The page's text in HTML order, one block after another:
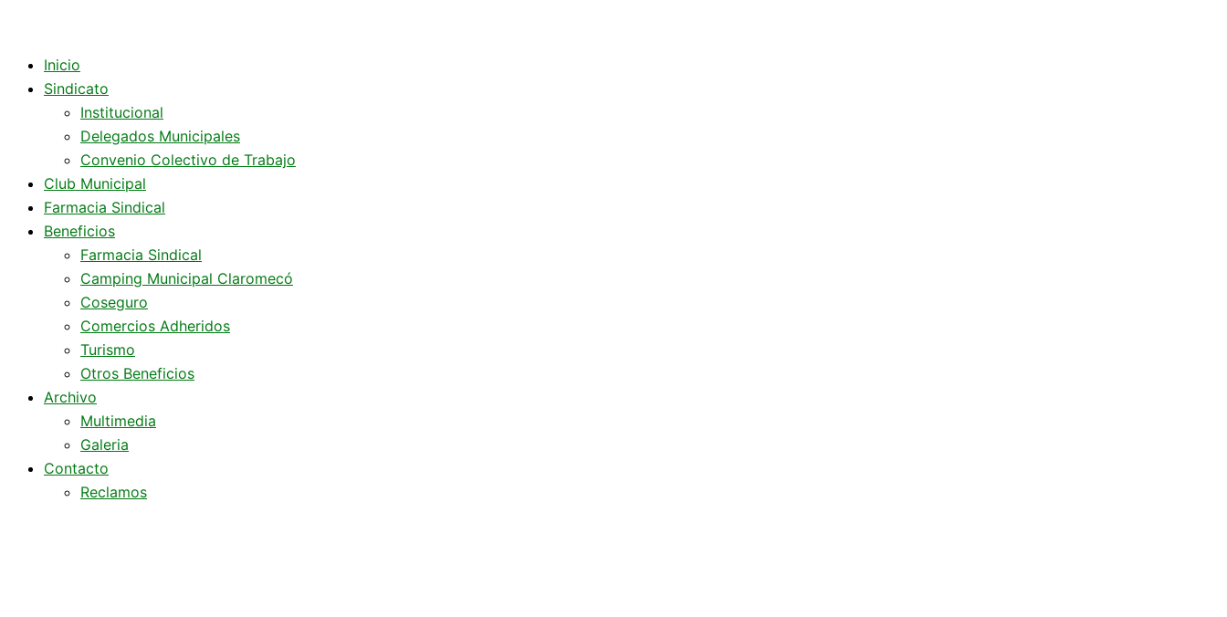
Inicio
Sindicato
Institucional
Delegados Municipales
Convenio Colectivo de Trabajo
Club Municipal
Farmacia Sindical
Beneficios
Farmacia Sindical
Camping Municipal Claromecó
Coseguro
Comercios Adheridos
Turismo
Otros Beneficios
Archivo
Multimedia
Galeria
Contacto
Reclamos